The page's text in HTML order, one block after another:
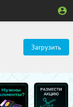
Загрузить